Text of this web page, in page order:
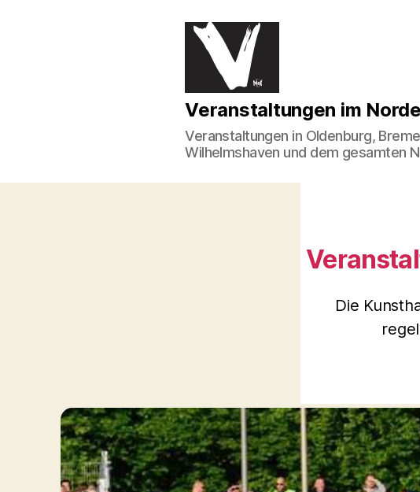
Veranstaltungen
im
Norden
Veranstaltungen im
Veranstaltungen in Oldenburg,
Wilhelmshaven und dem gesamten
Die